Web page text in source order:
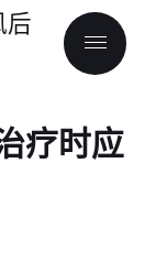
疗时应